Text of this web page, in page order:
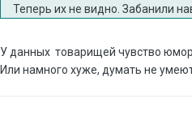
Теперь их не видно. Забанили
У данных товарищей чувство юмора
Или намного хуже, думать не